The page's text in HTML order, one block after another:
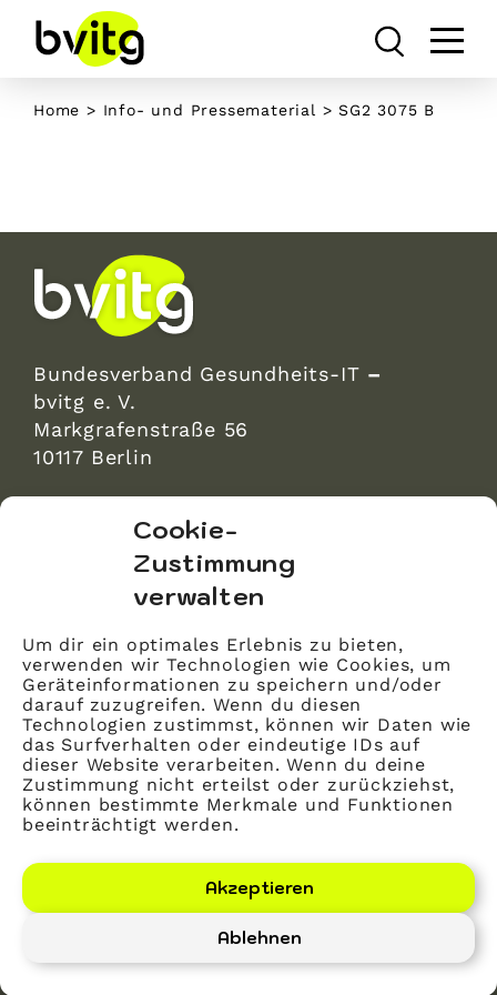
Cookie-
Zustimmung
verwalten
Um dir ein optimales Erlebnis zu bieten,
verwenden wir Technologien wie Cookies, um
Geräteinformationen zu speichern und/oder
darauf zuzugreifen. Wenn du diesen
Technologien zustimmst, können wir Daten wie
das Surfverhalten oder eindeutige IDs auf
dieser Website verarbeiten. Wenn du deine
Zustimmung nicht erteilst oder zurückziehst,
können bestimmte Merkmale und Funktionen
beeinträchtigt werden.
Akzeptieren
Ablehnen
content
Home > Info- und Pressematerial >SG2 3075 B
Bundesverband Gesundheits-IT –
bvitg e. V.
Markgrafenstraße 56
10117 Berlin
Markgrafenstraße 56
10117 Berlin
Impressum
Kontakt
Datenschutz
Mitglied werden
LinkedIn
YouTube
Bundesverband Gesundheits-IT – bvitg e. V.
2026©